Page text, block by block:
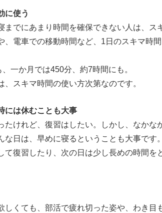
に使う
までにあまり時間を確保できない人は、ス
、電車での移動時間など、1日のスキマ時
一か月では450分、約7時間にも。
、スキマ時間の使い方次第なのです。
には休むことも大事
たけれど、復習はしたい。しかし、なかな
日は、早めに寝るということも大事です。
て復習したり、次の日は少し長めの時間を
しくても、部活で疲れ切った姿や、わき目